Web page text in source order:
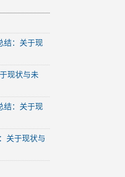
结：关于现
现状与未
结：关于现
关于现状与